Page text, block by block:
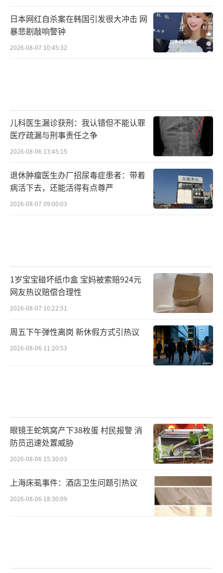
日本网红自杀案在韩国引发很大冲击 网
暴悲剧敲响警钟
2026-08-07 10:45:32
儿科医生漏诊获刑：我认错但不能认罪
医疗疏漏与刑事责任之争
2026-08-06 13:45:15
退休肿瘤医生办厂招尿毒症患者：带着
病活下去，还能活得有点尊严
2026-08-07 09:00:03
1岁宝宝碰坏纸巾盒 宝妈被索赔924元
网友热议赔偿合理性
2026-08-07 10:22:51
周五下午弹性离岗 新休假方式引热议
2026-08-06 11:20:53
眼镜王蛇筑窝产下38枚蛋 村民报警 消
防员迅速处置威胁
2026-08-06 15:30:03
上海床虱事件：酒店卫生问题引热议
2026-08-06 18:30:09